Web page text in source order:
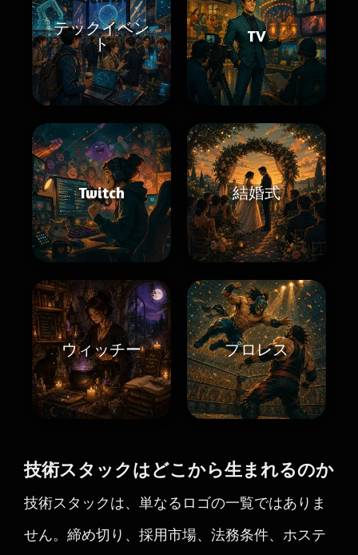
テックイベン
ト
TV
Twitch 結婚式
ウィッチー プロレス
技術スタックはどこから生まれるのか
技術スタックは、単なるロゴの一覧ではありま
せん。締め切り、採用市場、法務条件、ホステ